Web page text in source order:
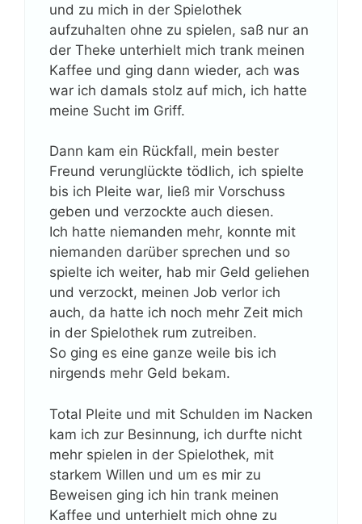
und zu mich in der Spielothek
aufzuhalten ohne zu spielen, saß nur an
der Theke unterhielt mich trank meinen
Kaffee und ging dann wieder, ach was
war ich damals stolz auf mich, ich hatte
meine Sucht im Griff.
Dann kam ein Rückfall, mein bester
Freund verunglückte tödlich, ich spielte
bis ich Pleite war, ließ mir Vorschuss
geben und verzockte auch diesen.
Ich hatte niemanden mehr, konnte mit
niemanden darüber sprechen und so
spielte ich weiter, hab mir Geld geliehen
und verzockt, meinen Job verlor ich
auch, da hatte ich noch mehr Zeit mich
in der Spielothek rum zutreiben.
So ging es eine ganze weile bis ich
nirgends mehr Geld bekam.
Total Pleite und mit Schulden im Nacken
kam ich zur Besinnung, ich durfte nicht
mehr spielen in der Spielothek, mit
starkem Willen und um es mir zu
Beweisen ging ich hin trank meinen
Kaffee und unterhielt mich ohne zu